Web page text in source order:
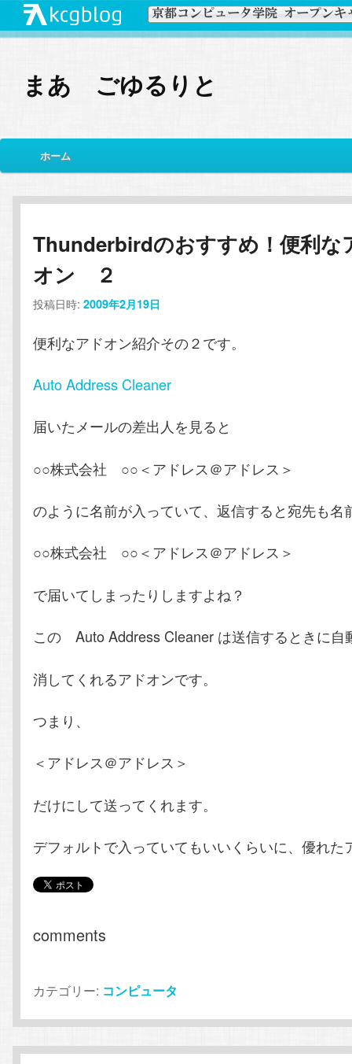
まあ ごゆるりと
イ
メ
イ
ン
コ
ン
テ
ン
ツ
へ
移
動
サ
ブ
コ
ン
テ
ン
ツ
へ
移
動
ホーム
Thunderbirdのおすすめ！便利な
オン ２
投稿日時:2009年2月19日
便利なアドオン紹介その２です。
Auto Address Cleaner
届いたメールの差出人を見ると
○○株式会社 ○○＜アドレス＠アドレス＞
のように名前が入っていて、返信すると宛先も名
○○株式会社 ○○＜アドレス＠アドレス＞
で届いてしまったりしますよね？
この Auto Address Cleaner は送信するときに自
消してくれるアドオンです。
つまり、
＜アドレス＠アドレス＞
だけにして送ってくれます。
デフォルトで入っていてもいいくらいに、優れた
comments
カテゴリー: コンピュータ